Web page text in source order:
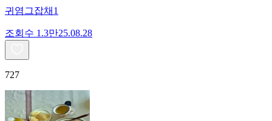
귀염그잡채1
조회수 1.3만25.08.28
727